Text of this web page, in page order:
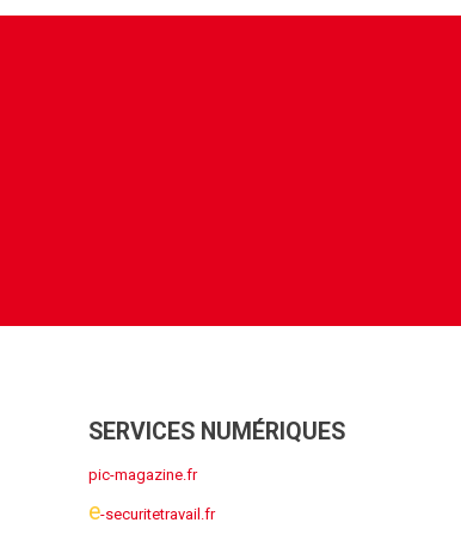
SERVICES NUMÉRIQUES
pic-magazine.fr
e-securitetravail.fr